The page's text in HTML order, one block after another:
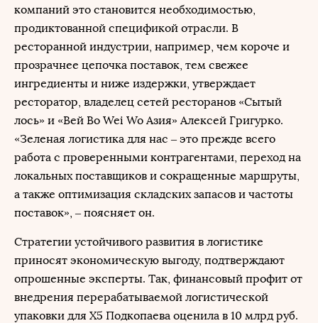
компаний это становится необходимостью,
продиктованной спецификой отрасли. В
ресторанной индустрии, например, чем короче и
прозрачнее цепочка поставок, тем свежее
ингредиенты и ниже издержки, утверждает
ресторатор, владелец сетей ресторанов «Сытый
лось» и «Вей Во Wei Wo Азия» Алексей Григурко.
«Зеленая логистика для нас – это прежде всего
работа с проверенными контрагентами, переход на
локальных поставщиков и сокращенные маршруты,
а также оптимизация складских запасов и частоты
поставок», – поясняет он.
Стратегии устойчивого развития в логистике
приносят экономическую выгоду, подтверждают
опрошенные эксперты. Так, финансовый профит от
внедрения перерабатываемой логистической
упаковки для X5 Подкопаева оценила в 10 млрд руб.